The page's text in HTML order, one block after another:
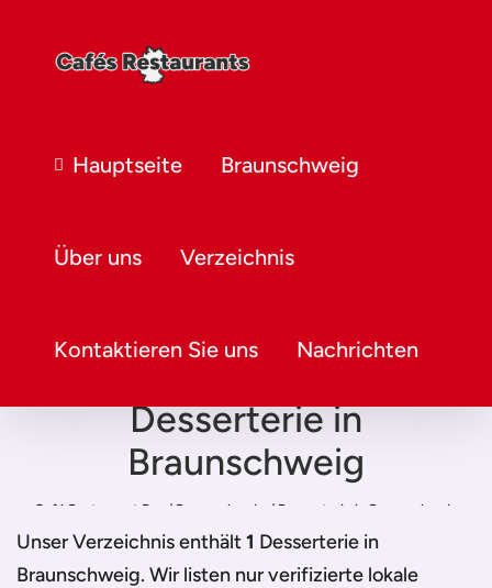
Hauptseite Braunschweig
Über uns Verzeichnis
Kontaktieren Sie uns Nachrichten
Desserterie in
Braunschweig
Café Restaurant Bar / Braunschweig / Desserterie in Braunschweig
Unser Verzeichnis enthält1 Desserterie in
Braunschweig. Wir listen nur verifizierte lokale